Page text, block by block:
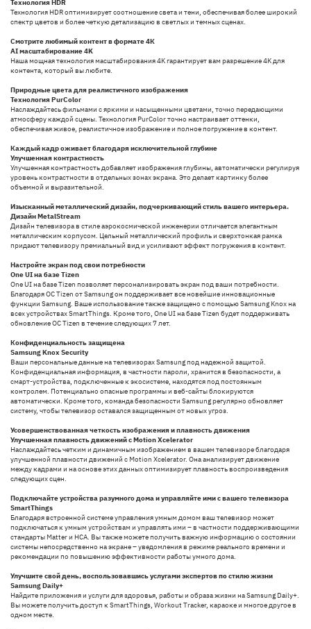
Технология HDR
Технология HDR оптимизирует соотношение света и тени, обеспечивая более широкий
спектр цветов и более четкую детализацию в светлых и темных сценах.
Смотрите любимый контент в формате 4К
AI масштабирование 4K
Наша мощная технология масштабирования 4K гарантирует вам разрешение 4K для
контента, который вы любите.
Природные цвета для реалистичного изображения
Технология PurColor
Наслаждайтесь фильмами с яркими и насыщенными цветами, точно передающими
атмосферу каждой сцены. Технология PurColor точно настраивает оттенки,
обеспечивая живое, реалистичное изображение и полное погружение в контент.
Каждый кадр оживает благодаря исключительной глубине
Улучшенная контрастность
Улучшенная контрастность добавляет изображения глубины, автоматически регулируя
уровень контрастности в отдельных зонах экрана. Это делает картинку более
объемной и выразительной.
Изысканный металлический дизайн, подчеркивающий стиль вашего интерьера.
Дизайн MetalStream
Дизайн телевизора в стиле аэрокосмической инженерии отличается элегантным
металлическим корпусом. Цельный металлический профиль и сверхтонкая рамка
придают телевизору премиальный вид и усиливают эффект погружения в контент.
Настройте экран под свои потребности
One UI на базе Tizen
One UI на базе Tizen позволяет персонализировать экран под ваши потребности.
Благодаря ОС Tizen от Samsung он поддерживает все новейшие инновационные
функции Samsung. Ваше использование также защищено с помощью Samsung Knox на
всех устройствах SmartThings. Кроме того, One UI на базе Tizen будет поддерживать
обновление ОС Tizen в течение следующих 7 лет.
Конфиденциальность защищена
Samsung Knox Security
Ваши персональные данные на телевизорах Samsung под надежной защитой.
Конфиденциальная информация, в частности пароли, хранится в безопасности, а
смарт-устройства, подключенные к экосистеме, находятся под постоянным
контролем. Потенциально опасные программы и веб-сайты блокируются
автоматически. Кроме того, команда безопасности Samsung регулярно обновляет
систему, чтобы телевизор оставался защищенным от новых угроз.
Усовершенствованная четкость изображения и плавность движения
Улучшенная плавность движений с Motion Xcelerator
Наслаждайтесь четким и динамичным изображением в вашем телевизоре благодаря
улучшенной плавности движений с Motion Xcelerator. Она анализирует движение
между кадрами и на основе этих данных оптимизирует плавность воспроизведения
следующих сцен.
Подключайте устройства разумного дома и управляйте ими с вашего телевизора
SmartThings
Благодаря встроенной системе управления умным домом ваш телевизор может
подключаться к умным устройствам и управлять ими – в частности поддерживающими
стандарты Matter и HCA. Вы также можете получить важную информацию о состоянии
системы непосредственно на экране – уведомления в режиме реального времени и
рекомендации по повышению эффективности работы умного дома.
Улучшите свой день, воспользовавшись услугами экспертов по стилю жизни
Samsung Daily+
Найдите приложения и услуги для здоровья, работы и образа жизни на Samsung Daily+.
Вы можете получить доступ к SmartThings, Workout Tracker, караоке и многое другое в
одном месте.